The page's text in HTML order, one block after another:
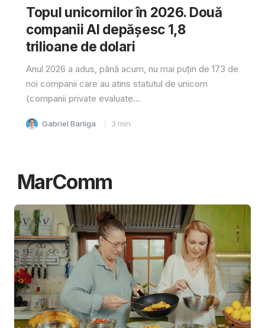
Topul unicornilor în 2026. Două
companii AI depășesc 1,8
trilioane de dolari
Anul 2026 a adus, până acum, nu mai puțin de 173 de
noi companii care au atins statutul de unicorn
(companii private evaluate...
Gabriel Barliga 3 min
MarComm